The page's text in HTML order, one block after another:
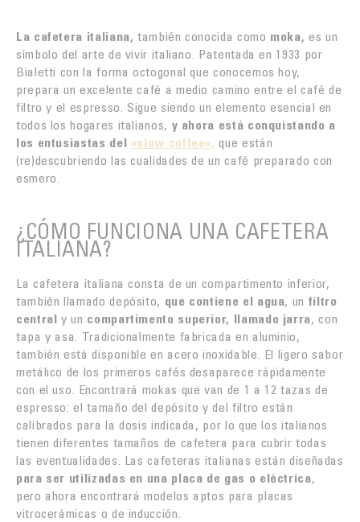
La cafetera italiana,también conocida como moka,es un
símbolo del arte de vivir italiano. Patentada en 1933 por
Bialetti con la forma octogonal que conocemos hoy,
prepara un excelente café a medio camino entre el café de
filtro y el espresso. Sigue siendo un elemento esencial en
todos los hogares italianos, y ahora está conquistando a
los entusiastas del «slow coffee», que están
(re)descubriendo las cualidades de un café preparado con
esmero.
¿CÓMO FUNCIONA UNA CAFETERA
ITALIANA?
La cafetera italiana consta de un compartimento inferior,
también llamado depósito, que contiene el agua, un filtro
central y un compartimento superior, llamado jarra, con
tapa y asa. Tradicionalmente fabricada en aluminio,
también está disponible en acero inoxidable. El ligero sabor
metálico de los primeros cafés desaparece rápidamente
con el uso. Encontrará mokas que van de 1 a 12 tazas de
espresso: el tamaño del depósito y del filtro están
calibrados para la dosis indicada, por lo que los italianos
tienen diferentes tamaños de cafetera para cubrir todas
las eventualidades. Las cafeteras italianas están diseñadas
para ser utilizadas en una placa de gas o eléctrica,
pero ahora encontrará modelos aptos para placas
vitrocerámicas o de inducción.